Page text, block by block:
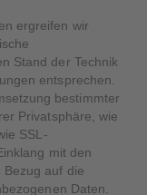
ergreifen wir
Stand der Technik
entsprechen.
bestimmter
Privatsphäre, wie
SSL-
mit den
Bezug auf die
Daten.